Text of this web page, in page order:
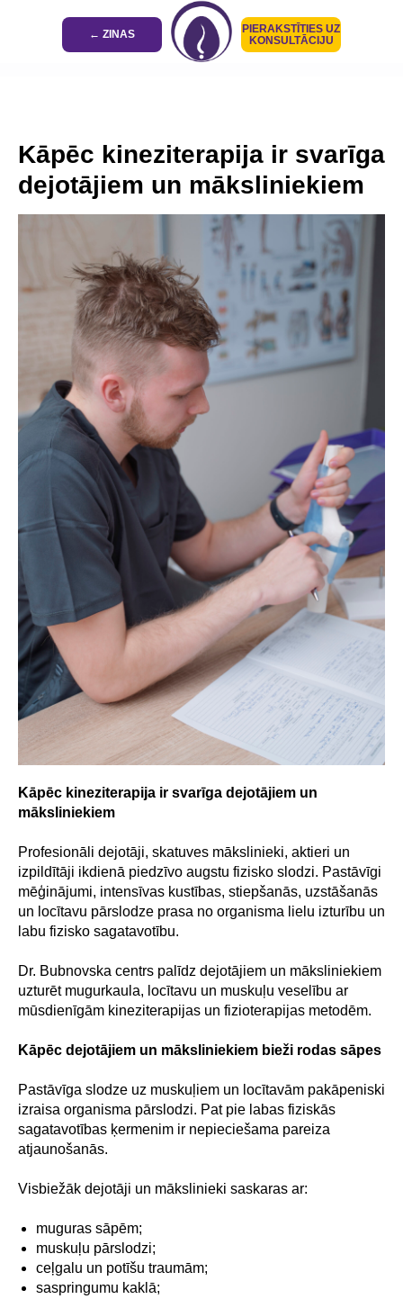
← ZINAS
PIERAKSTĪTIES UZ
KONSULTĀCIJU
Kāpēc kineziterapija ir svarīga
dejotājiem un māksliniekiem
Kāpēc kineziterapija ir svarīga dejotājiem un
māksliniekiem
Profesionāli dejotāji, skatuves mākslinieki, aktieri un
izpildītāji ikdienā piedzīvo augstu fizisko slodzi. Pastāvīgi
mēģinājumi, intensīvas kustības, stiepšanās, uzstāšanās
un locītavu pārslodze prasa no organisma lielu izturību un
labu fizisko sagatavotību.
Dr. Bubnovska centrs palīdz dejotājiem un māksliniekiem
uzturēt mugurkaula, locītavu un muskuļu veselību ar
mūsdienīgām kineziterapijas un fizioterapijas metodēm.
Kāpēc dejotājiem un māksliniekiem bieži rodas sāpes
Pastāvīga slodze uz muskuļiem un locītavām pakāpeniski
izraisa organisma pārslodzi. Pat pie labas fiziskās
sagatavotības ķermenim ir nepieciešama pareiza
atjaunošanās.
Visbiežāk dejotāji un mākslinieki saskaras ar:
muguras sāpēm;
muskuļu pārslodzi;
ceļgalu un potīšu traumām;
saspringumu kaklā;